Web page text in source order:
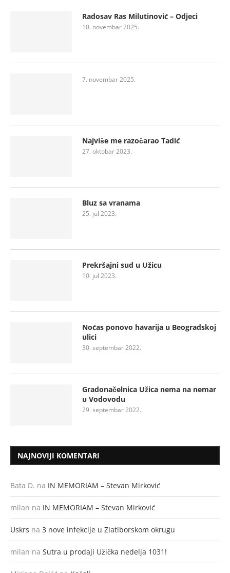
Radosav Ras Milutinović – Odjeci
10. novembar 2025.
7. novembar 2025.
Najviše me razočarao Tadić
27. oktobar 2023.
Bluz sa vranama
25. jul 2023.
Prekršajni sud u Užicu
10. jul 2023.
Noćas ponovo havarija u Beogradskoj
ulici
30. septembar 2022.
Gradonačelnica Užica nema na nemar
u Vodovodu
29. septembar 2022.
NAJNOVIJI KOMENTARI
Bata D. na IN MEMORIAM – Stevan Mirković
milan na IN MEMORIAM – Stevan Mirković
Uskrs na 3 nove infekcije u Zlatiborskom okrugu
milan na Sutra u prodaji Užička nedelja 1031!